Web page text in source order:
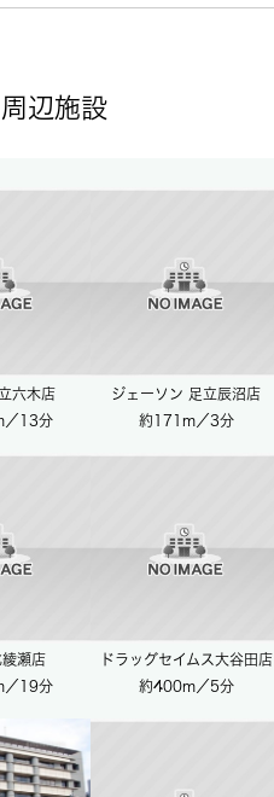
辺施設
六木店
／13分
ジェーソン 足立辰沼店
約171m／3分
瀬店
／19分
ドラッグセイムス大谷田店
約400m／5分